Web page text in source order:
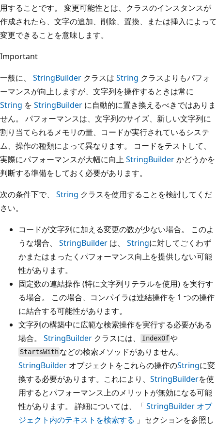
用することです。 変更可能性とは、クラスのインスタンスが
作成されたら、文字の追加、削除、置換、または挿入によって
変更できることを意味します。
Important
一般に、 StringBuilder クラスは String クラスよりもパフォ
ーマンスが向上しますが、文字列を操作するときは常に
String を StringBuilder に自動的に置き換えるべきではありま
せん。 パフォーマンスは、文字列のサイズ、新しい文字列に
割り当てられるメモリの量、コードが実行されているシステ
ム、操作の種類によって異なります。 コードをテストして、
実際にパフォーマンスが大幅に向上StringBuilderかどうかを
判断する準備をしておく必要があります。
次の条件下で、 String クラスを使用することを検討してくだ
さい。
コードが文字列に加える変更の数が少ない場合。 このよ
うな場合、 StringBuilder は、 Stringに対してごくわず
かまたはまったくパフォーマンス向上を提供しない可能
性があります。
固定数の連結操作 (特に文字列リテラルを使用) を実行す
る場合。 この場合、コンパイラは連結操作を 1 つの操作
に結合する可能性があります。
文字列の構築中に広範な検索操作を実行する必要がある
場合。 StringBuilder クラスには、 IndexOfや
StartsWith などの検索メソッドがありません。
StringBuilder オブジェクトをこれらの操作のStringに変
換する必要があります。これにより、 StringBuilderを使
用するとパフォーマンス上のメリットが無効になる可能
性があります。 詳細については、「 StringBuilder オブ
ジェクト内のテキストを検索する 」セクションを参照し